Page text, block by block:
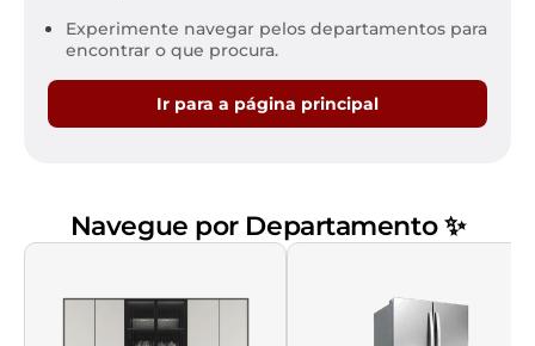
Experimente navegar pelos departamentos para
encontrar o que procura.
Ir para a página principal
Navegue por Departamento ✨